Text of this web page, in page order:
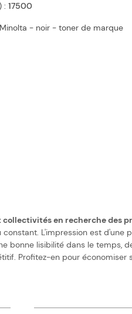
: 17500
- noir - toner de marque
collectivités en recherche des
constant. L'impression est
bonne lisibilité dans le temps,
Profitez-en pour économiser